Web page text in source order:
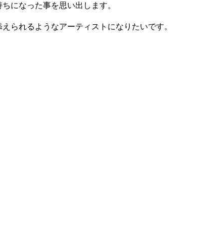
になった事を思い出します。
られるようなアーティストになりたいです。